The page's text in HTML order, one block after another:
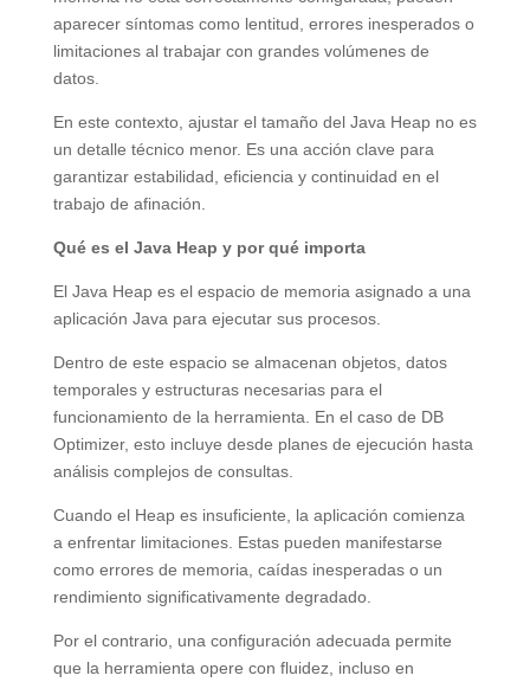
aparecer síntomas como lentitud, errores inesperados o
limitaciones al trabajar con grandes volúmenes de
datos.
En este contexto, ajustar el tamaño del Java Heap no es
un detalle técnico menor. Es una acción clave para
garantizar estabilidad, eficiencia y continuidad en el
trabajo de afinación.
Qué es el Java Heap y por qué importa
El Java Heap es el espacio de memoria asignado a una
aplicación Java para ejecutar sus procesos.
Dentro de este espacio se almacenan objetos, datos
temporales y estructuras necesarias para el
funcionamiento de la herramienta. En el caso de DB
Optimizer, esto incluye desde planes de ejecución hasta
análisis complejos de consultas.
Cuando el Heap es insuficiente, la aplicación comienza
a enfrentar limitaciones. Estas pueden manifestarse
como errores de memoria, caídas inesperadas o un
rendimiento significativamente degradado.
Por el contrario, una configuración adecuada permite
que la herramienta opere con fluidez, incluso en